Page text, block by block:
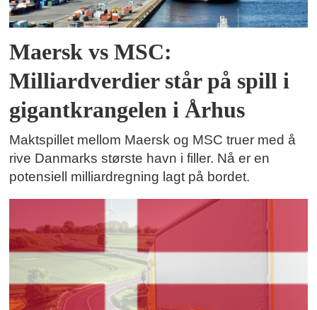
Maersk vs MSC:
Milliardverdier står på spill i
gigantkrangelen i Århus
Maktspillet mellom Maersk og MSC truer med å
rive Danmarks største havn i filler. Nå er en
potensiell milliardregning lagt på bordet.